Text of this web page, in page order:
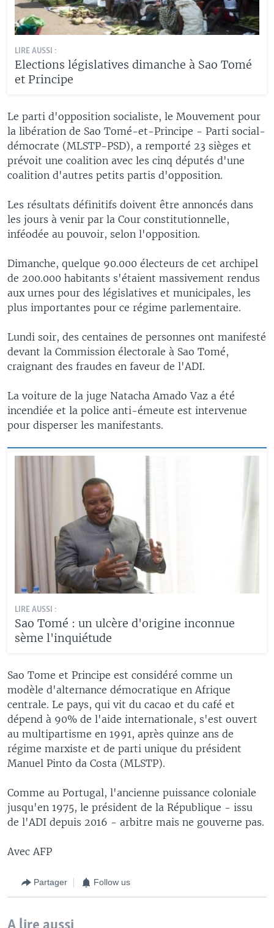
LIRE AUSSI :
Elections législatives dimanche à Sao Tomé
et Principe
Le parti d'opposition socialiste, le Mouvement pour
la libération de Sao Tomé-et-Principe - Parti social-
démocrate (MLSTP-PSD), a remporté 23 sièges et
prévoit une coalition avec les cinq députés d'une
coalition d'autres petits partis d'opposition.
Les résultats définitifs doivent être annoncés dans
les jours à venir par la Cour constitutionnelle,
inféodée au pouvoir, selon l'opposition.
Dimanche, quelque 90.000 électeurs de cet archipel
de 200.000 habitants s'étaient massivement rendus
aux urnes pour des législatives et municipales, les
plus importantes pour ce régime parlementaire.
Lundi soir, des centaines de personnes ont manifesté
devant la Commission électorale à Sao Tomé,
craignant des fraudes en faveur de l'ADI.
La voiture de la juge Natacha Amado Vaz a été
incendiée et la police anti-émeute est intervenue
pour disperser les manifestants.
LIRE AUSSI :
Sao Tomé : un ulcère d'origine inconnue
sème l'inquiétude
Sao Tome et Principe est considéré comme un
modèle d'alternance démocratique en Afrique
centrale. Le pays, qui vit du cacao et du café et
dépend à 90% de l'aide internationale, s'est ouvert
au multipartisme en 1991, après quinze ans de
régime marxiste et de parti unique du président
Manuel Pinto da Costa (MLSTP).
Comme au Portugal, l'ancienne puissance coloniale
jusqu'en 1975, le président de la République - issu
de l'ADI depuis 2016 - arbitre mais ne gouverne pas.
Avec AFP
Partager Follow us
A lire aussi